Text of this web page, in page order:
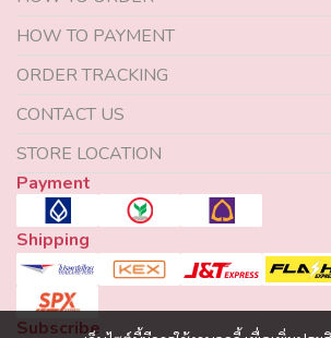
HOW TO PAYMENT
ORDER TRACKING
CONTACT US
STORE LOCATION
Payment
Shipping
Subscribe